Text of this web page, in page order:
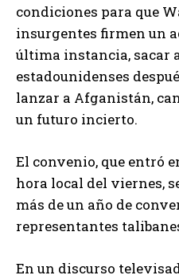
condiciones para que
insurgentes firmen un
última instancia, sacar
estadounidenses
lanzar a Afganistán,
un futuro incierto.
El convenio, que entró
hora local del viernes,
más de un año de
representantes
En un discurso